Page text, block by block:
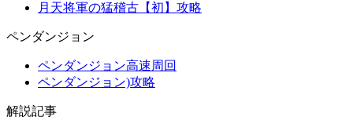
月天将軍の猛稽古【初】攻略
ペンダンジョン
ペンダンジョン高速周回
ペンダンジョン)攻略
解説記事